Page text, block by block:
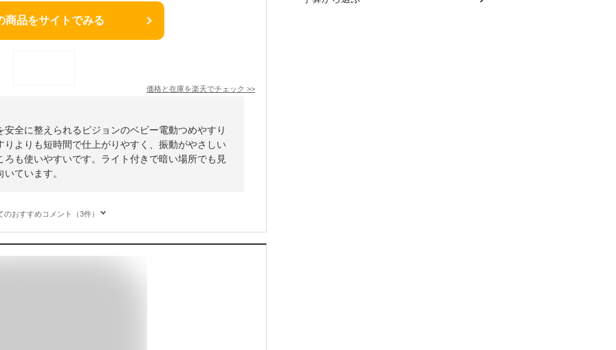
商品をサイトでみる
価格と在庫を楽天でチェック >>
全に整えられるピジョンのベビー電動つめやすり
よりも短時間で仕上がりやすく、振動がやさしい
も使いやすいです。ライト付きで暗い場所でも見
ています。
のおすすめコメント（3件）